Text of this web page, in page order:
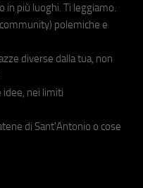
in più luoghi. Ti leggiamo.
polemiche e
diverse dalla tua, non
idee, nei limiti
di Sant'Antonio o cose